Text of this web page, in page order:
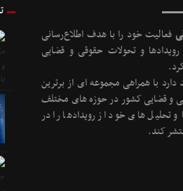
فعالیت خود را با هدف اطلاع‌رسانی
و تحولات حقوقی و قضایی
با همراهی مجموعه ای از برترین
و قضایی کشور در حوزه های مختلف
تحلیل های خود از رویدادها را در
کند.